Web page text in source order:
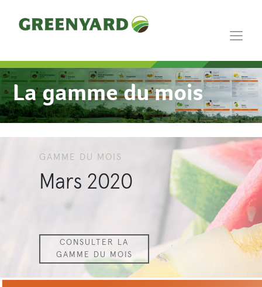
La gamme du mois
GAMME DU MOIS
Mars 2020
CONSULTER LA
GAMME DU MOIS